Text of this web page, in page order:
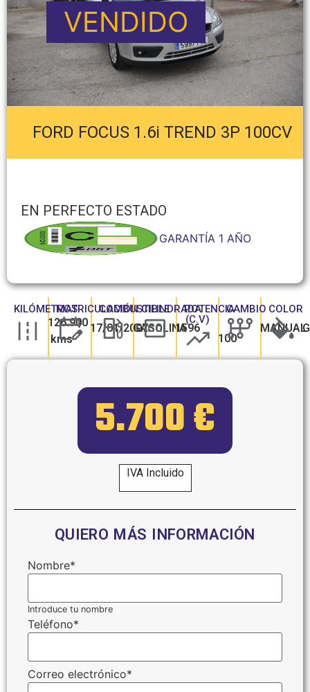
5.700 €
IVA Incluido
QUIERO MÁS INFORMACIÓN
Nombre*
Introduce tu nombre
Teléfono*
Correo electrónico*
VENDIDO
FORD FOCUS 1.6i TREND 3P 100CV
EN PERFECTO ESTADO
GARANTÍA 1 AÑO
KILÓMETROS
126.900
kms
MATRICULACIÓN
17/01/2007
COMBUSTIBLE
GASOLINA
CILINDRADA
1596
POTENCIA
(C.V)
100
CAMBIO
MANUAL
COLOR